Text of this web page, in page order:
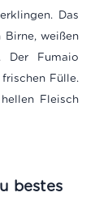
Das
weißen
Der Fumaio
Fülle.
Fleisch
bestes